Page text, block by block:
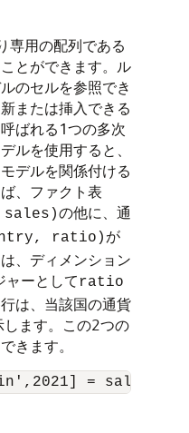
専用の配列である
とができます。ル
のセルを参照でき
または挿入できる
ばれる1つの多次
ルを使用すると、
デルを関係付ける
、ファクト表
の他に、通
ratio) が
、ディメンション
ャーとして ratio
は、当該国の通貨
ます。この2つの
きます。